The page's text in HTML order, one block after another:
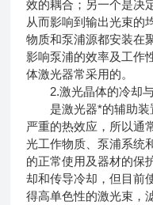
效的耦合；另一个是决
从而影响到输出光束的
物质和泵浦源都安装在
影响泵浦的效率及工作
体激光器常采用的。
2.激光晶体的冷却与
是激光器*的辅助装
严重的热效应，所以通
光工作物质、泵浦系统
的正常使用及器材的保
却和传导冷却，但目前
得高单色性的激光束，